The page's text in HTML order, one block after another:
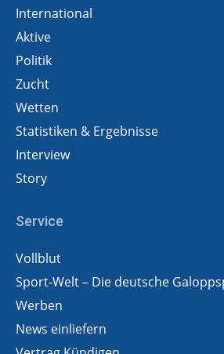
International
Aktive
Politik
Zucht
Wetten
Statistiken & Ergebnisse
Interview
Story
Service
Vollblut
Sport-Welt – Die deutsche
Werben
News einliefern